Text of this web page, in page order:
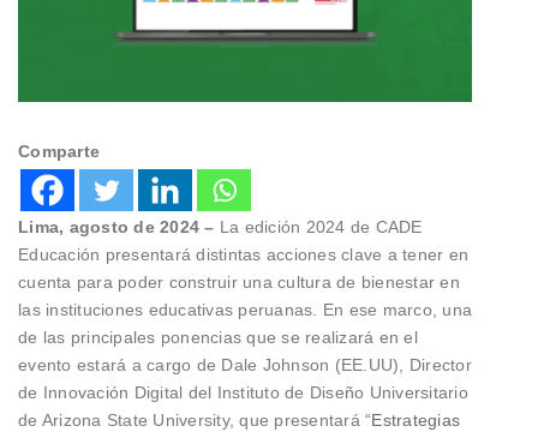
Comparte
Lima, agosto de 2024 – La edición 2024 de CADE
Educación presentará distintas acciones clave a tener en
cuenta para poder construir una cultura de bienestar en
las instituciones educativas peruanas. En ese marco, una
de las principales ponencias que se realizará en el
evento estará a cargo de Dale Johnson (EE.UU), Director
de Innovación Digital del Instituto de Diseño Universitario
de Arizona State University, que presentará “Estrategias